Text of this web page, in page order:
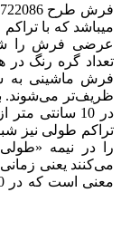
فرش طرح 722086 کرم از سری محصولات 700 شانه
می­باشد که با تراکم طولی 2550
عرضی فرش را
تعداد گره رنگ
فرش ماشینی به
ظریف‌تر می‌شوند.
در 10 سانتی متر از «عرض» فرش باید 70 گره وجود داشته باشد.
تراکم طولی نیز